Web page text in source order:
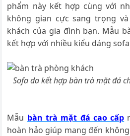
phẩm này kết hợp cùng với
không gian cực sang trọng
khách của gia đình bạn. Mẫu
kết hợp với nhiều kiểu dáng
Sofa da kết hợp bàn trà mặt đá
Mẫu bàn trà mặt đá cao cấp
hoàn hảo giúp mang đến